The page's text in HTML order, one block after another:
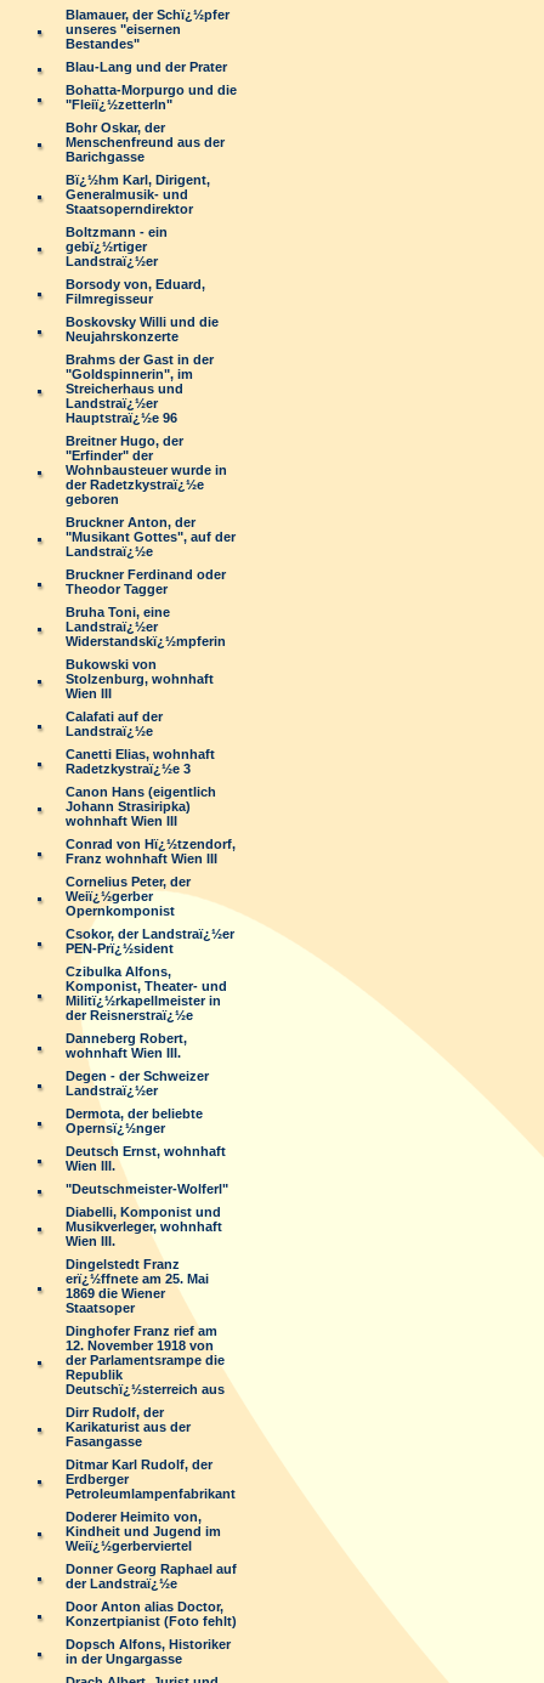
Blamauer, der Schï¿½pfer
unseres "eisernen
Bestandes"
Blau-Lang und der Prater
Bohatta-Morpurgo und die
"Fleiï¿½zetterln"
Bohr Oskar, der
Menschenfreund aus der
Barichgasse
Bï¿½hm Karl, Dirigent,
Generalmusik- und
Staatsoperndirektor
Boltzmann - ein
gebï¿½rtiger
Landstraï¿½er
Borsody von, Eduard,
Filmregisseur
Boskovsky Willi und die
Neujahrskonzerte
Brahms der Gast in der
"Goldspinnerin", im
Streicherhaus und
Landstraï¿½er
Hauptstraï¿½e 96
Breitner Hugo, der
"Erfinder" der
Wohnbausteuer wurde in
der Radetzkystraï¿½e
geboren
Bruckner Anton, der
"Musikant Gottes", auf der
Landstraï¿½e
Bruckner Ferdinand oder
Theodor Tagger
Bruha Toni, eine
Landstraï¿½er
Widerstandskï¿½mpferin
Bukowski von
Stolzenburg, wohnhaft
Wien III
Calafati auf der
Landstraï¿½e
Canetti Elias, wohnhaft
Radetzkystraï¿½e 3
Canon Hans (eigentlich
Johann Strasiripka)
wohnhaft Wien III
Conrad von Hï¿½tzendorf,
Franz wohnhaft Wien III
Cornelius Peter, der
Weiï¿½gerber
Opernkomponist
Csokor, der Landstraï¿½er
PEN-Prï¿½sident
Czibulka Alfons,
Komponist, Theater- und
Militï¿½rkapellmeister in
der Reisnerstraï¿½e
Danneberg Robert,
wohnhaft Wien III.
Degen - der Schweizer
Landstraï¿½er
Dermota, der beliebte
Opernsï¿½nger
Deutsch Ernst, wohnhaft
Wien III.
"Deutschmeister-Wolferl"
Diabelli, Komponist und
Musikverleger, wohnhaft
Wien III.
Dingelstedt Franz
erï¿½ffnete am 25. Mai
1869 die Wiener
Staatsoper
Dinghofer Franz rief am
12. November 1918 von
der Parlamentsrampe die
Republik
Deutschï¿½sterreich aus
Dirr Rudolf, der
Karikaturist aus der
Fasangasse
Ditmar Karl Rudolf, der
Erdberger
Petroleumlampenfabrikant
Doderer Heimito von,
Kindheit und Jugend im
Weiï¿½gerberviertel
Donner Georg Raphael auf
der Landstraï¿½e
Door Anton alias Doctor,
Konzertpianist (Foto fehlt)
Dopsch Alfons, Historiker
in der Ungargasse